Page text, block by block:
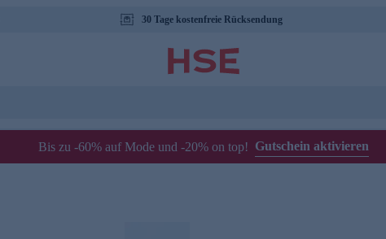
30 Tage kostenfreie Rücksendung
Bis zu -60% auf Mode und -20% on top! Gutschein aktivieren